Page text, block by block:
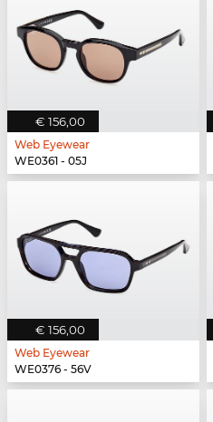
€ 156,00
Web Eyewear
WE0361 - 05J
€ 156,00
Web Eyewear
WE0376 - 56V